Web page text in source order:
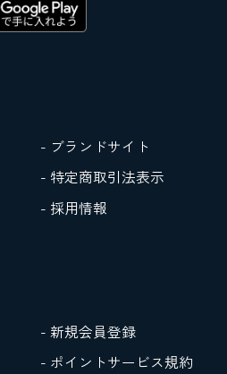
- ブランドサイト
- 特定商取引法表示
- 採用情報
- 新規会員登録
- ポイントサービス規約